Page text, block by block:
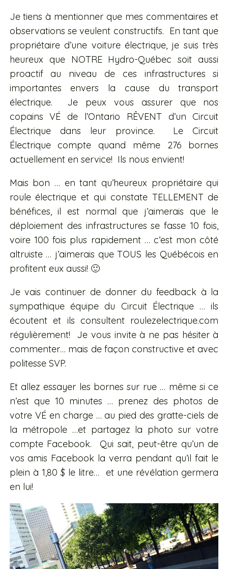
Je tiens à mentionner que mes commentaires et
observations se veulent constructifs. En tant que
propriétaire d’une voiture électrique, je suis très
heureux que NOTRE Hydro-Québec soit aussi
proactif au niveau de ces infrastructures si
importantes envers la cause du transport
électrique. Je peux vous assurer que nos
copains VÉ de l’Ontario RÊVENT d’un Circuit
Électrique dans leur province. Le Circuit
Électrique compte quand même 276 bornes
actuellement en service! Ils nous envient!
Mais bon … en tant qu’heureux propriétaire qui
roule électrique et qui constate TELLEMENT de
bénéfices, il est normal que j’aimerais que le
déploiement des infrastructures se fasse 10 fois,
voire 100 fois plus rapidement … c’est mon côté
altruiste … j’aimerais que TOUS les Québécois en
profitent eux aussi! 🙂
Je vais continuer de donner du feedback à la
sympathique équipe du Circuit Électrique … ils
écoutent et ils consultent roulezelectrique.com
régulièrement! Je vous invite à ne pas hésiter à
commenter… mais de façon constructive et avec
politesse SVP.
Et allez essayer les bornes sur rue … même si ce
n’est que 10 minutes … prenez des photos de
votre VÉ en charge … au pied des gratte-ciels de
la métropole …et partagez la photo sur votre
compte Facebook. Qui sait, peut-être qu’un de
vos amis Facebook la verra pendant qu’il fait le
plein à 1,80 $ le litre… et une révélation germera
en lui!